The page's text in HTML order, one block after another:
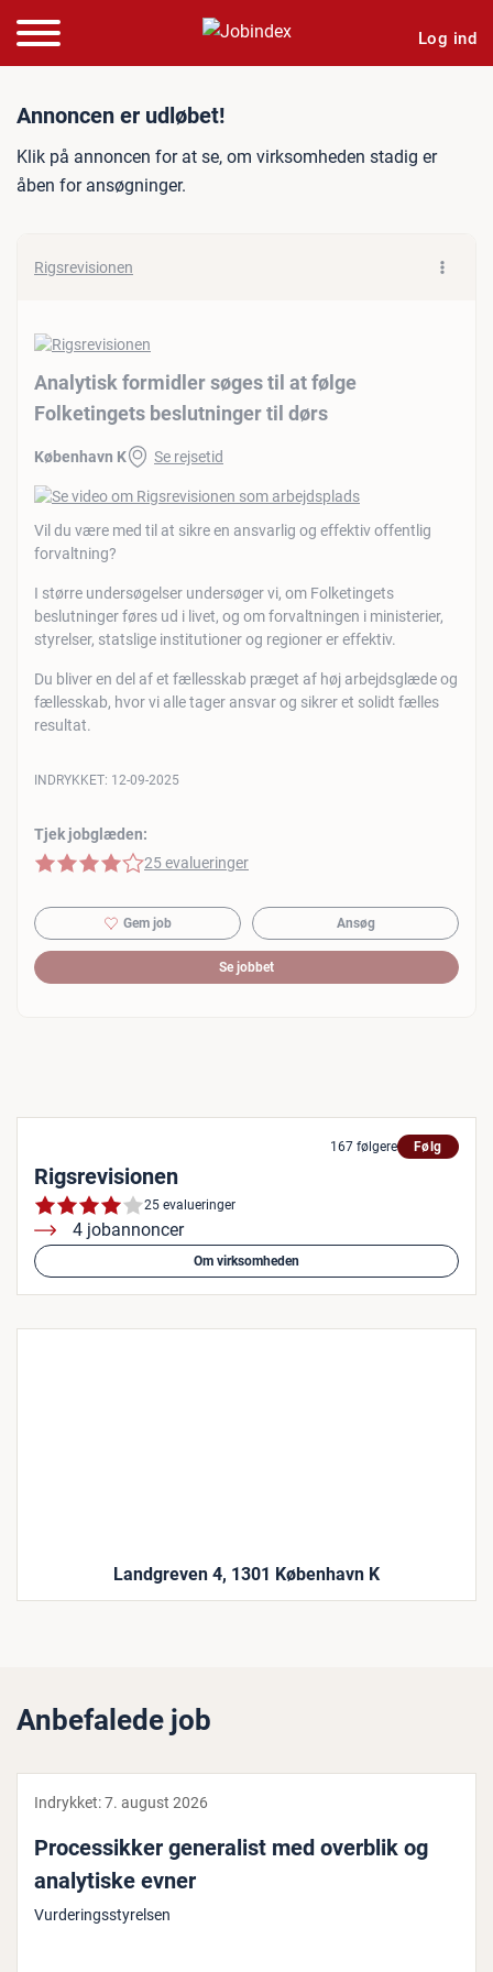
Log ind
Jobannonce: Analytisk
Annoncen er udløbet!
Klik på annoncen for at se, om virksomheden stadig er
åben for ansøgninger.
Rigsrevisionen
Analytisk formidler søges til at følge
Folketingets beslutninger til dørs
København K Se rejsetid
Vil du være med til at sikre en ansvarlig og effektiv offentlig
forvaltning?
I større undersøgelser undersøger vi, om Folketingets
beslutninger føres ud i livet, og om forvaltningen i ministerier,
styrelser, statslige institutioner og regioner er effektiv.
Du bliver en del af et fællesskab præget af høj arbejdsglæde og
fællesskab, hvor vi alle tager ansvar og sikrer et solidt fælles
resultat.
Tjek jobglæden:
4 af 5 stjerner
25 evalueringer
INDRYKKET: 12-09-2025
Gem job Ansøg
Se jobbet
167 følgere Følg
Rigsrevisionen
25 evalueringer
4 jobannoncer
Om virksomheden
Landgreven 4, 1301 København K
Anbefalede job
Indrykket:7. august 2026
Pro­ces­sik­ker ge­ne­ra­list med overblik og
ana­ly­ti­ske evner
Vurderingsstyrelsen